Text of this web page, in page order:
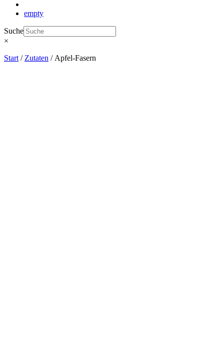
empty
Suche
×
Start / Zutaten / Apfel-Fasern